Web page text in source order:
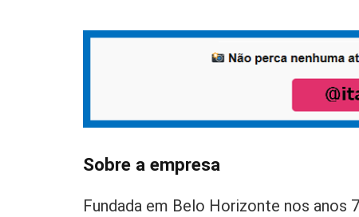
Sobre a empresa
Fundada em Belo Horizonte nos anos